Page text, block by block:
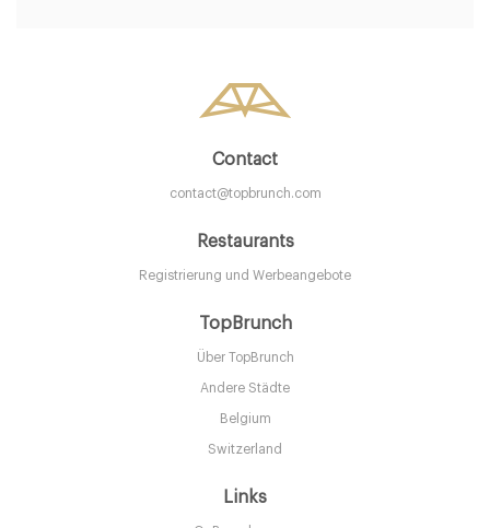
Contact
contact@topbrunch.com
Restaurants
Registrierung und Werbeangebote
TopBrunch
Über TopBrunch
Andere Städte
Belgium
Switzerland
Links